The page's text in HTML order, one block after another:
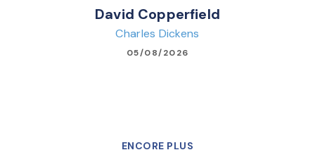
David Copperfield
Charles Dickens
05/08/2026
ENCORE PLUS